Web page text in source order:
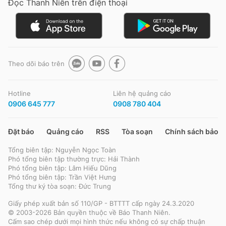
Đọc Thanh Niên trên điện thoại
Theo dõi báo trên
Hotline
0906 645 777
Liên hệ quảng cáo
0908 780 404
Đặt báo Quảng cáo RSS Tòa soạn Chính sách bảo
Tổng biên tập: Nguyễn Ngọc Toàn
Phó tổng biên tập thường trực: Hải Thành
Phó tổng biên tập: Lâm Hiếu Dũng
Phó tổng biên tập: Trần Việt Hưng
Tổng thư ký tòa soạn: Đức Trung
Giấy phép xuất bản số 110/GP - BTTTT cấp ngày 24.3.2020
© 2003-2026 Bản quyền thuộc về Báo Thanh Niên.
Cấm sao chép dưới mọi hình thức nếu không có sự chấp thuận